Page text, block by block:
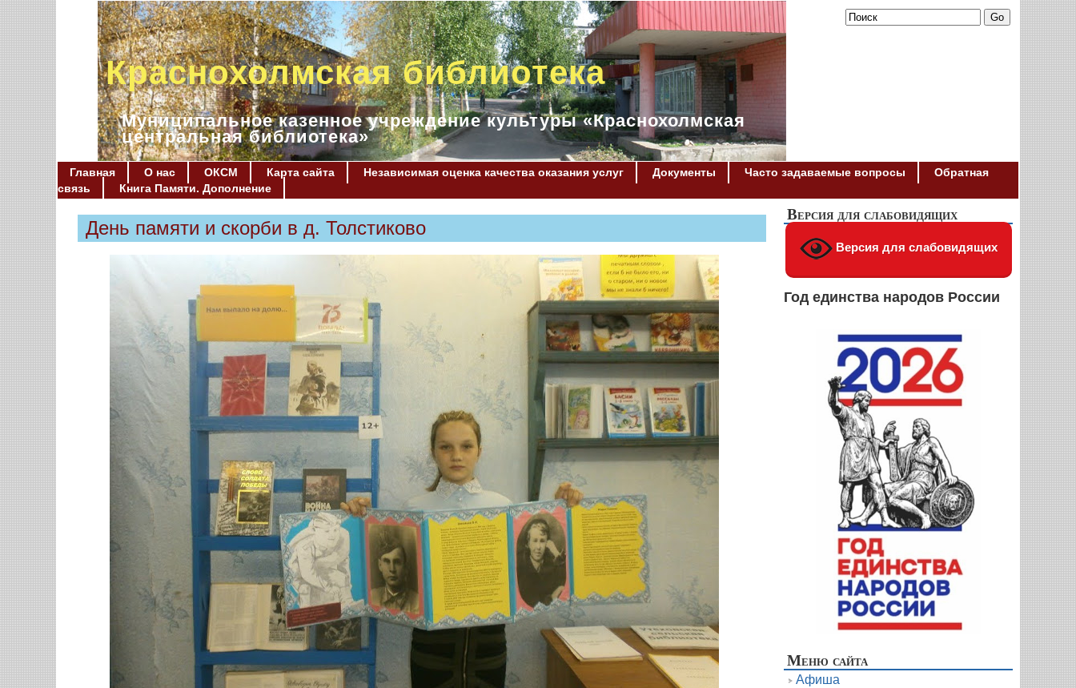
Краснохолмская библиотека
Муниципальное казенное учреждение культуры «Краснохолмская
центральная библиотека»
Главная О нас ОКСМ Карта сайта Независимая оценка качества оказания услуг Документы Часто задаваемые вопросы
Обратная
связь
Книга Памяти. Дополнение
День памяти и скорби в д. Толстиково
Версия для слабовидящих
Версия для слабовидящих
Год единства народов России
Меню сайта
Афиша